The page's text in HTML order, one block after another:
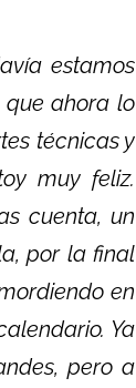
estamos
que ahora lo
técnicas y
muy feliz.
cuenta, un
por la final
en
Ya
pero a